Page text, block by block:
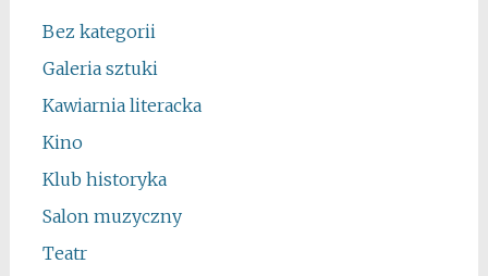
Bez kategorii
Galeria sztuki
Kawiarnia literacka
Kino
Klub historyka
Salon muzyczny
Teatr